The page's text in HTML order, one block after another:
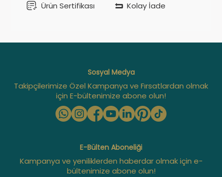
Ürün Sertifikası
Kolay İade
Sosyal Medya
Takipçilerimize Özel Kampanya ve Fırsatlardan olmak
için E-bültenimize abone olun!
E-Bülten Aboneliği
Kampanya ve yeniliklerden haberdar olmak için e-
bültenimize abone olun!